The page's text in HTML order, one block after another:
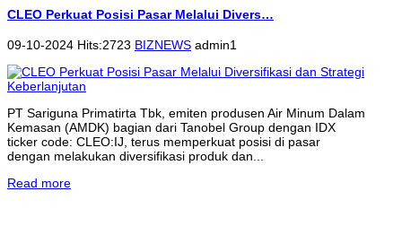
CLEO Perkuat Posisi Pasar Melalui Divers…
09-10-2024 Hits:2723 BIZNEWS admin1
PT Sariguna Primatirta Tbk, emiten produsen Air Minum Dalam
Kemasan (AMDK) bagian dari Tanobel Group dengan IDX
ticker code: CLEO:IJ, terus memperkuat posisi di pasar
dengan melakukan diversifikasi produk dan...
Read more